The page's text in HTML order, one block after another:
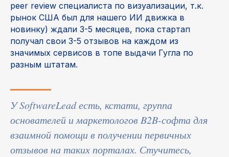
peer review специалиста по визуализации, т.к.
рынок США был для нашего ИИ движка в
новинку) ждали 3-5 месяцев, пока стартап
получал свои 3-5 отзывов на каждом из
значимых сервисов в топе выдачи Гугла по
разным штатам.
У SoftwareLead есть, кстати, группа
основателей и маркетологов B2B-софта для
взаимной помощи в получении первичных
отзывов на таких порталах. Стучитесь,